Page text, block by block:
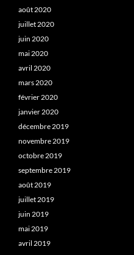
août 2020
juillet 2020
juin 2020
mai 2020
avril 2020
mars 2020
février 2020
janvier 2020
décembre 2019
novembre 2019
octobre 2019
septembre 2019
août 2019
juillet 2019
juin 2019
mai 2019
avril 2019